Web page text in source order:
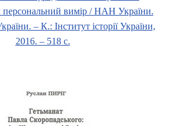
персональний вимір / НАН України.
‒ К.: Інститут історії України,
2016. ‒ 518 с.